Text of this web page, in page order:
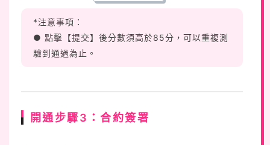
*注意事項：
● 點擊【提交】後分數須高於85分，可以重複測
驗到通過為止。
開通步驟3：合約簽署